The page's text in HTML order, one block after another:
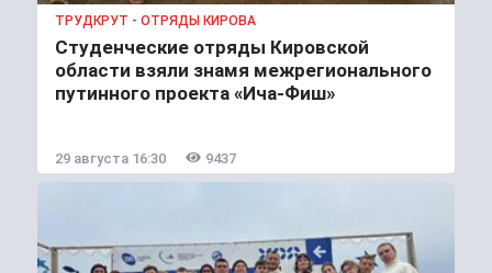
ТРУДКРУТ - ОТРЯДЫ КИРОВА
Студенческие отряды Кировской
области взяли знамя межрегионального
путинного проекта «Ича-Фиш»
29 августа 16:30 9437